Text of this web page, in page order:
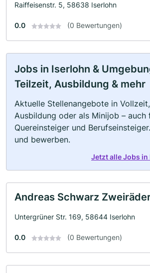
Raiffeisenstr. 5, 58638 Iserlohn
0.0 (0 Bewertungen)
Jobs in Iserlohn &
Teilzeit, Ausbildung & mehr
Aktuelle Stellenangebote in
Ausbildung oder als Minijob – auch
Quereinsteiger und
und bewerben.
Jetzt alle Jobs
Andreas Schwarz
Untergrüner Str. 169, 58644 Iserlohn
0.0 (0 Bewertungen)